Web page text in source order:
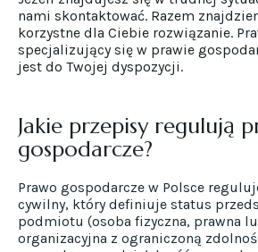
nami skontaktować. Razem
korzystne dla Ciebie rozwiązanie.
specjalizujący się w prawie
jest do Twojej dyspozycji.
Jakie przepisy regulują
gospodarcze?
Prawo gospodarcze w Polsce
cywilny, który definiuje status
podmiotu (osoba fizyczna, prawna
organizacyjna z ograniczoną